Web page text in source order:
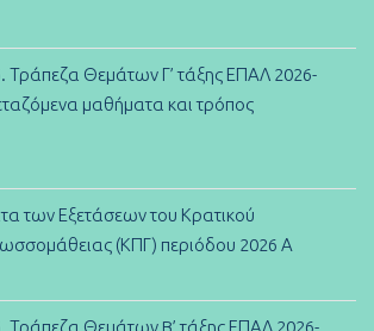
Τράπεζα Θεμάτων Γ’ τάξης ΕΠΑΛ 2026-
μαθήματα και τρόπος
των Εξετάσεων του Κρατικού
(ΚΠΓ) περιόδου 2026 Α